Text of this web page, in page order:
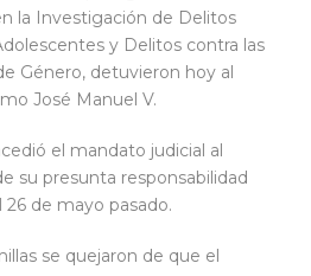
la Investigación de Delitos
y Delitos contra las
Género, detuvieron hoy al
José Manuel V.
el mandato judicial al
su presunta responsabilidad
de mayo pasado.
se quejaron de que el